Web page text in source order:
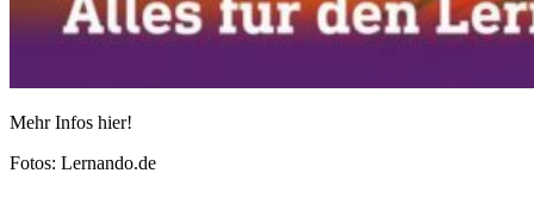
Mehr Infos hier!
Fotos: Lernando.de